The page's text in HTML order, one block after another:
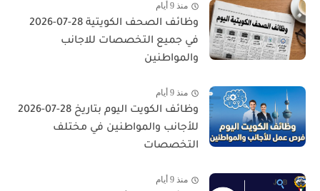
منذ 9 أيام
وظائف الصحف الكويتية 28-07-2026
في جميع التخصصات للاجانب
والمواطنين
منذ 9 أيام
وظائف الكويت اليوم بتاريخ 28-07-2026
للأجانب والمواطنين في مختلف
التخصصات
منذ 9 أيام